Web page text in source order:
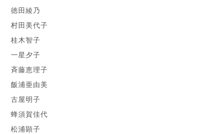
徳田綾乃
村田美代子
桂木智子
一星夕子
斉藤恵理子
飯浦亜由美
古屋明子
蜂須賀佳代
松浦顕子